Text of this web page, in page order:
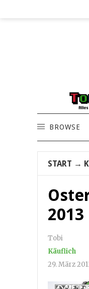
BROWSE
START →
2013
Tobi
Käuflich
29. März